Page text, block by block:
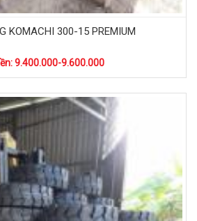
KOMACHI 300-15 PREMIUM
9.400.000-9.600.000